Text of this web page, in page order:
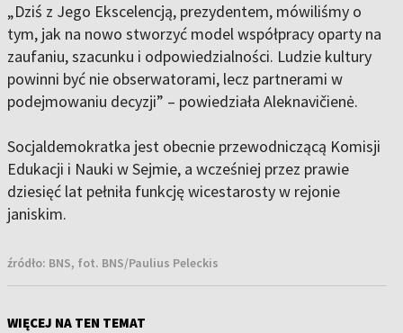
„Dziś z Jego Ekscelencją, prezydentem, mówiliśmy o
tym, jak na nowo stworzyć model współpracy oparty na
zaufaniu, szacunku i odpowiedzialności. Ludzie kultury
powinni być nie obserwatorami, lecz partnerami w
podejmowaniu decyzji” – powiedziała Aleknavičienė.
Socjaldemokratka jest obecnie przewodniczącą Komisji
Edukacji i Nauki w Sejmie, a wcześniej przez prawie
dziesięć lat pełniła funkcję wicestarosty w rejonie
janiskim.
źródło: BNS, fot. BNS/Paulius Peleckis
WIĘCEJ NA TEN TEMAT